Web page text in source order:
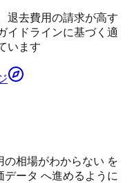
退去費用の請求が高す
イドラインに基づく適
います
相場がわからない を
ータ へ進めるように